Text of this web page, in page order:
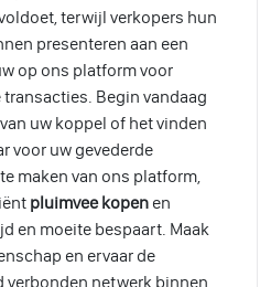
terwijl verkopers hun
presenteren aan een
op ons platform voor
Begin vandaag
uw koppel of het vinden
voor uw gevederde
maken van ons platform,
pluimvee kopen en
en moeite bespaart. Maak
en ervaar de
verbonden netwerk binnen